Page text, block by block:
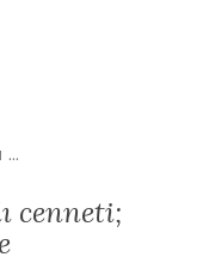
...
cenneti;